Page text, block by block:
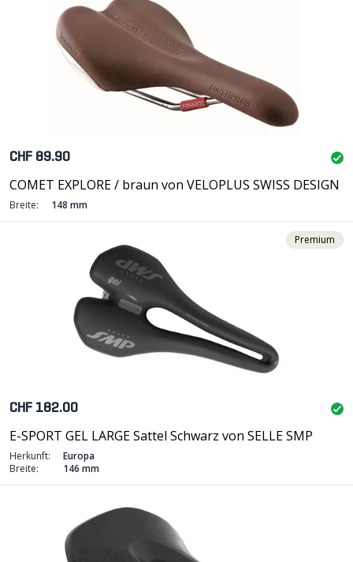
CHF 89.90
COMET EXPLORE / braun von VELOPLUS SWISS DESIGN
Breite: 148 mm
Premium
CHF 182.00
E-SPORT GEL LARGE Sattel Schwarz von SELLE SMP
Herkunft:
Europa
Breite:
146 mm